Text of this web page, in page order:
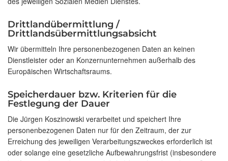
Drittlandübermittlung /
Drittlandsübermittlungsabsicht
Wir übermitteln Ihre personenbezogenen Daten an keinen
Dienstleister oder an Konzernunternehmen außerhalb des
Europäischen Wirtschaftsraums.
Speicherdauer bzw. Kriterien für die
Festlegung der Dauer
Die Jürgen Koszinowski verarbeitet und speichert Ihre
personenbezogenen Daten nur für den Zeitraum, der zur
Erreichung des jeweiligen Verarbeitungszweckes erforderlich ist
oder solange eine gesetzliche Aufbewahrungsfrist (insbesondere